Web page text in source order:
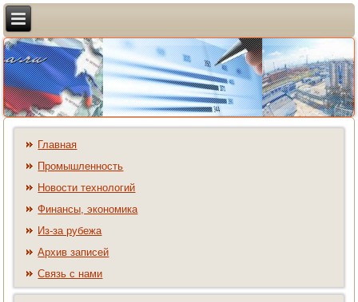
Главная
Промышленность
Новости технологий
Финансы, экономика
Из-за рубежа
Архив записей
Связь с нами